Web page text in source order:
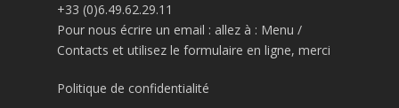
+33 (0)6.49.62.29.11
Pour nous écrire un email : allez à : Menu /
Contacts et utilisez le formulaire en ligne, merci
Politique de confidentialité